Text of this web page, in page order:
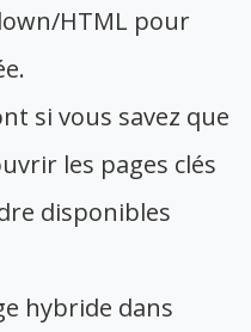
HTML pour
si vous savez que
les pages clés
disponibles
hybride dans